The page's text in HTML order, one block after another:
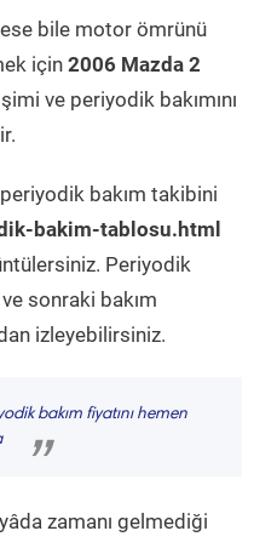
bile motor ömrünü
için 2006 Mazda 2
ve periyodik bakımını
periyodik bakım takibini
bakim-tablosu.html
Periyodik
sonraki bakım
izleyebilirsiniz.
bakım fiyatını hemen
”
zamanı gelmediği